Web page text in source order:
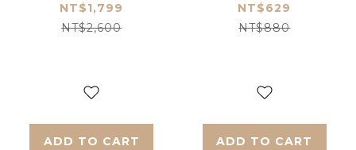
NT$1,799
NT$2,600
ADD TO CART
NT$629
NT$880
ADD TO CART